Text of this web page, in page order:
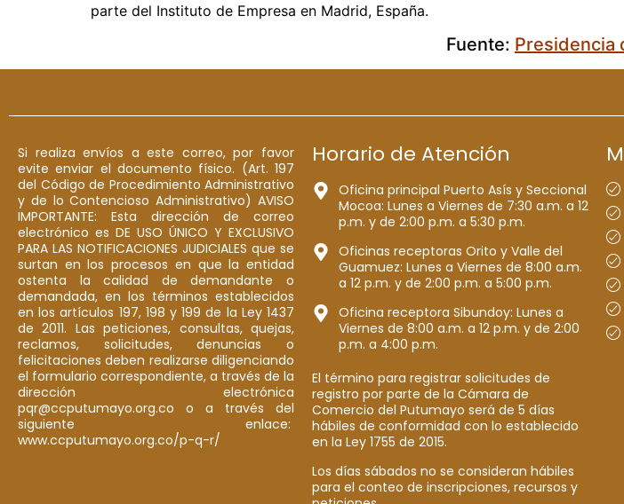
parte del Instituto de Empresa en Madrid, España.
Fuente: Presidencia
Si realiza envíos a este correo, por favor
evite enviar el documento físico. (Art. 197
del Código de Procedimiento Administrativo
y de lo Contencioso Administrativo) AVISO
IMPORTANTE: Esta dirección de correo
electrónico es DE USO ÚNICO Y EXCLUSIVO
PARA LAS NOTIFICACIONES JUDICIALES que se
surtan en los procesos en que la entidad
ostenta la calidad de demandante o
demandada, en los términos establecidos
en los artículos 197, 198 y 199 de la Ley 1437
de 2011. Las peticiones, consultas, quejas,
reclamos, solicitudes, denuncias o
felicitaciones deben realizarse diligenciando
el formulario correspondiente, a través de la
dirección electrónica
pqr@ccputumayo.org.co o a través del
siguiente enlace:
www.ccputumayo.org.co/p-q-r/
Horario de Atención
Oficina principal Puerto Asís y Seccional
Mocoa: Lunes a Viernes de 7:30 a.m. a 12
p.m. y de 2:00 p.m. a 5:30 p.m.
Oficinas receptoras Orito y Valle del
Guamuez: Lunes a Viernes de 8:00 a.m.
a 12 p.m. y de 2:00 p.m. a 5:00 p.m.
Oficina receptora Sibundoy: Lunes a
Viernes de 8:00 a.m. a 12 p.m. y de 2:00
p.m. a 4:00 p.m.
El término para registrar solicitudes de
registro por parte de la Cámara de
Comercio del Putumayo será de 5 días
hábiles de conformidad con lo establecido
en la Ley 1755 de 2015.
Los días sábados no se consideran hábiles
para el conteo de inscripciones, recursos y